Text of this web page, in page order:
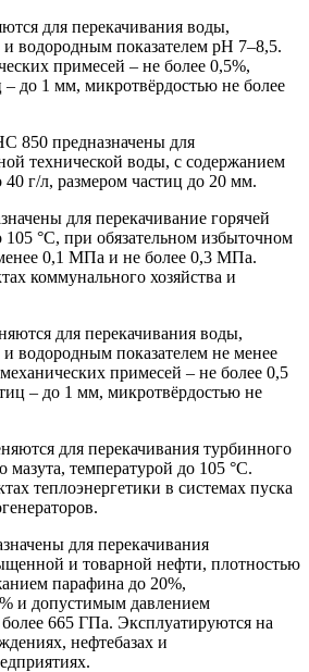
для перекачивания воды,
и водородным показателем pH 7–8,5.
примесей – не более 0,5%,
– до 1 мм, микротвёрдостью не более
предназначены для
технической воды, с содержанием
г/л, размером частиц до 20 мм.
для перекачивание горячей
°C, при обязательном избыточном
0,1 МПа и не более 0,3 МПа.
коммунального хозяйства и
для перекачивания воды,
и водородным показателем не менее
примесей – не более 0,5
– до 1 мм, микротвёрдостью не
для перекачивания турбинного
мазута, температурой до 105 °C.
теплоэнергетики в системах пуска
для перекачивания
и товарной нефти, плотностью
парафина до 20%,
и допустимым давлением
665 ГПа. Эксплуатируются на
нефтебазах и